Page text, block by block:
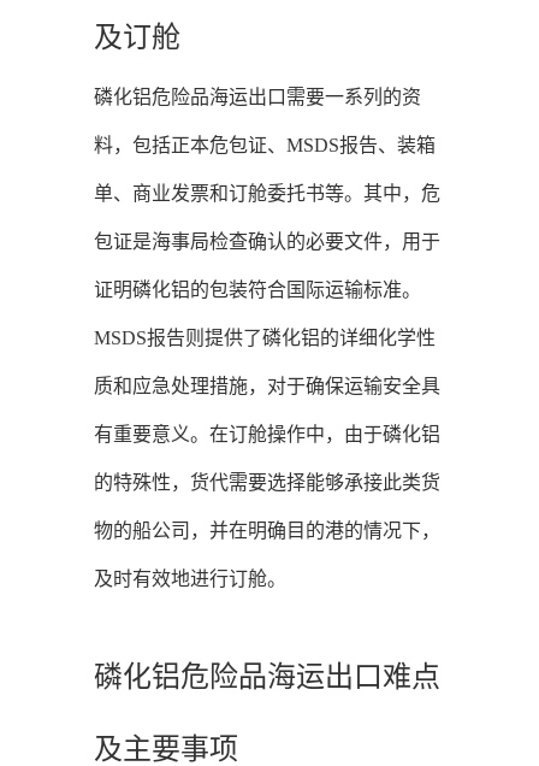
及订舱
磷化铝危险品海运出口需要一系列的资
料，包括正本危包证、MSDS报告、装箱
单、商业发票和订舱委托书等。其中，危
包证是海事局检查确认的必要文件，用于
证明磷化铝的包装符合国际运输标准。
MSDS报告则提供了磷化铝的详细化学性
质和应急处理措施，对于确保运输安全具
有重要意义。在订舱操作中，由于磷化铝
的特殊性，货代需要选择能够承接此类货
物的船公司，并在明确目的港的情况下，
及时有效地进行订舱。
磷化铝危险品海运出口难点
及主要事项